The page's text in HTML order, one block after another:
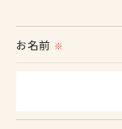
お名前 ※